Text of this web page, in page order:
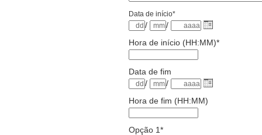
Data de início*
/
/
Hora de início (HH:MM)*
Data de fim
/
/
Hora de fim (HH:MM)
Opção 1*